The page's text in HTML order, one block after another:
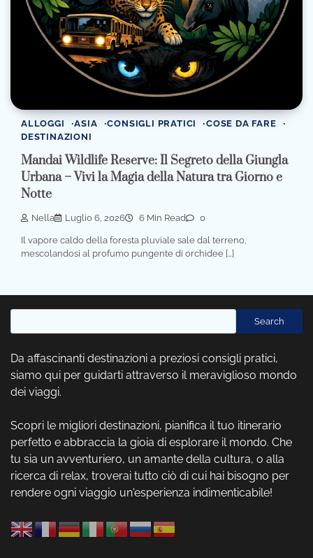
ALLOGGI ASIA CONSIGLI PRATICI
COSE DA FARE
DESTINAZIONI
Mandai Wildlife Reserve: Il Segreto della Giungla
Urbana – Vivi la Magia della Natura tra Giorno e
Notte
Nella Luglio 6, 2026 6 Min Read 0
Il vapore caldo della foresta pluviale sale dal terreno,
mescolandosi al profumo pungente di orchidee […]
Search
Da affascinanti destinazioni a preziosi consigli pratici,
siamo qui per guidarti attraverso il meraviglioso mondo
dei viaggi.
Scopri le migliori destinazioni, pianifica il tuo itinerario
perfetto e abbraccia la gioia di esplorare il mondo. Che
tu sia un avventuriero, un amante della cultura, o alla
ricerca di relax, troverai tutto ciò di cui hai bisogno per
rendere ogni viaggio un'esperienza indimenticabile!